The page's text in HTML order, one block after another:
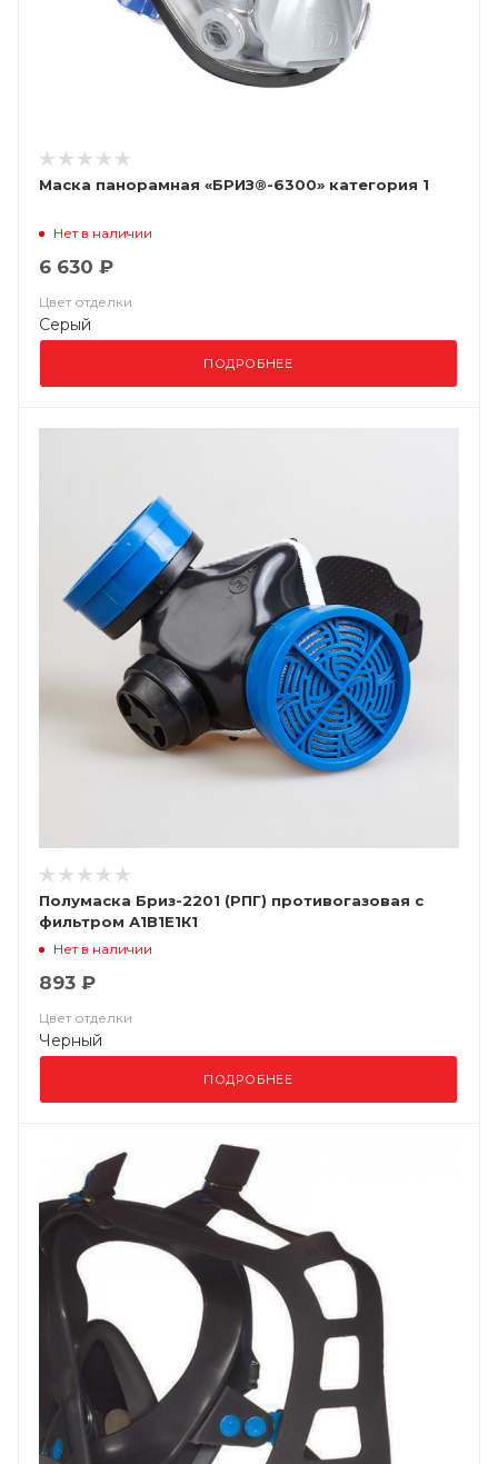
Маска панорамная «БРИЗ®-6300» категория 1
Нет в наличии
6 630 ₽
Цвет отделки
Серый
ПОДРОБНЕЕ
Полумаска Бриз-2201 (РПГ) противогазовая с
фильтром А1В1Е1К1
Нет в наличии
893 ₽
Цвет отделки
Черный
ПОДРОБНЕЕ